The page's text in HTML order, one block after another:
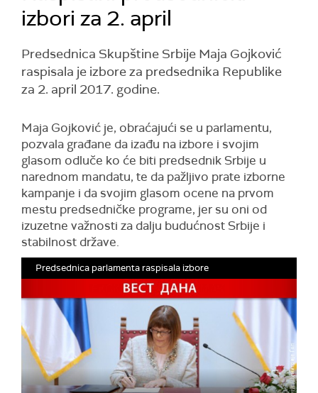
izbori za 2. april
Predsednica Skupštine Srbije Maja Gojković
raspisala je izbore za predsednika Republike
za 2. april 2017. godine.
Maja Gojković je, obraćajući se u parlamentu,
pozvala građane da izađu na izbore i svojim
glasom odluče ko će biti predsednik Srbije u
narednom mandatu, te da pažljivo prate izborne
kampanje i da svojim glasom ocene na prvom
mestu predsedničke programe, jer su oni od
izuzetne važnosti za dalju budućnost Srbije i
stabilnost države.
Predsednica parlamenta raspisala izbore